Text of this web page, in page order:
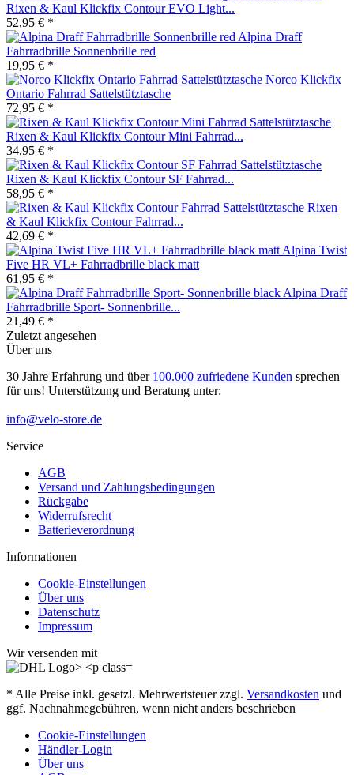
Rixen & Kaul Klickfix Contour EVO Light...
52,95 € *
Alpina Draff
Fahrradbrille Sonnenbrille red
19,95 € *
Norco Klickfix
Ontario Fahrrad Sattelstütztasche
72,95 € *
Rixen & Kaul Klickfix Contour Mini Fahrrad...
34,95 € *
Rixen & Kaul Klickfix Contour SF Fahrrad...
58,95 € *
Rixen
& Kaul Klickfix Contour Fahrrad...
42,69 € *
Alpina Twist
Five HR VL+ Fahrradbrille black matt
61,95 € *
Alpina Draff
Fahrradbrille Sport- Sonnenbrille...
21,49 € *
Zuletzt angesehen
Über uns
30 Jahre Erfahrung und über 100.000 zufriedene Kunden sprechen
für uns! Unterstützung und Beratung unter:
info@velo-store.de
Service
AGB
Versand und Zahlungsbedingungen
Rückgabe
Widerrufsrecht
Batterieverordnung
Informationen
Cookie-Einstellungen
Über uns
Datenschutz
Impressum
Wir versenden mit
* Alle Preise inkl. gesetzl. Mehrwertsteuer zzgl. Versandkosten und
ggf. Nachnahmegebühren, wenn nicht anders beschrieben
Cookie-Einstellungen
Händler-Login
Über uns